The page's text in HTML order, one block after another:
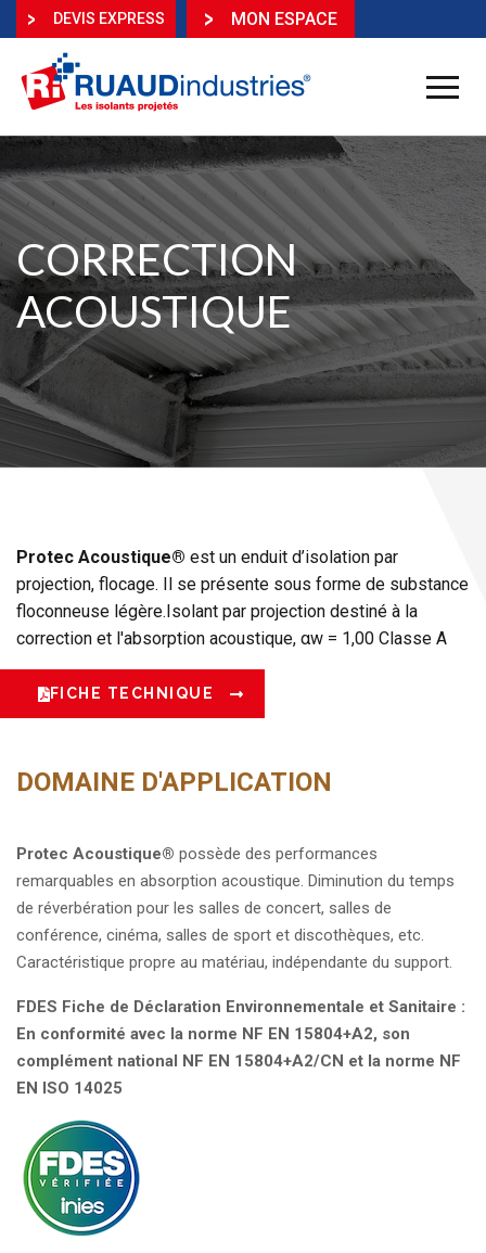
DEVIS EXPRESS MON ESPACE
CORRECTION
ACOUSTIQUE
Protec Acoustique® est un enduit d’isolation par
projection, flocage. Il se présente sous forme de substance
floconneuse légère.Isolant par projection destiné à la
correction et l'absorption acoustique, αw = 1,00 Classe A
FICHE TECHNIQUE
DOMAINE D'APPLICATION
Protec Acoustique® possède des performances
remarquables en absorption acoustique. Diminution du temps
de réverbération pour les salles de concert, salles de
conférence, cinéma, salles de sport et discothèques, etc.
Caractéristique propre au matériau, indépendante du support.
FDES Fiche de Déclaration Environnementale et Sanitaire :
En conformité avec la norme NF EN 15804+A2, son
complément national NF EN 15804+A2/CN et la norme NF
EN ISO 14025